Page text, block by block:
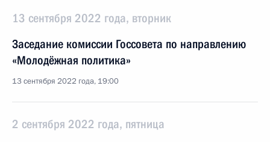
13 сентября 2022 года, вторник
Заседание комиссии Госсовета по направлению
«Молодёжная политика»
13 сентября 2022 года, 19:00
2 сентября 2022 года, пятница